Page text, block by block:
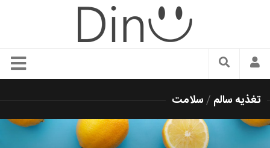
سبک زندگی
زیبایی و آرایش
تغذیه سالم /سلامت